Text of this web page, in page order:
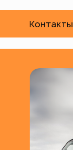
Контакты